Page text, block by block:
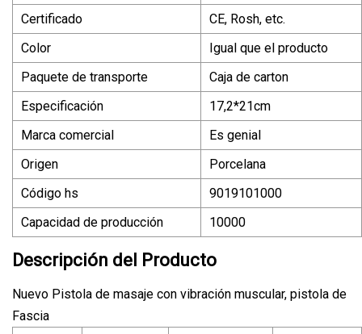
Certificado
CE, Rosh, etc.
Color
Igual que el producto
Paquete de transporte
Caja de carton
Especificación
17,2*21cm
Marca comercial
Es genial
Origen
Porcelana
Código hs
9019101000
Capacidad de producción
10000
Descripción del Producto
Nuevo Pistola de masaje con vibración muscular, pistola de
Fascia